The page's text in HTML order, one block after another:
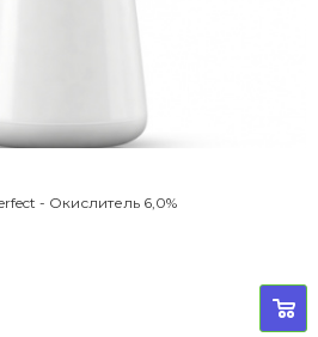
Wella Professional Welloxon Perfect - Окислитель 6,0%